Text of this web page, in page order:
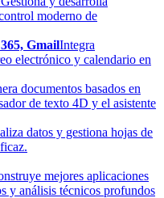
moderno de
GmailIntegra
electrónico y calendario en
documentos basados en
de texto 4D y el asistente
datos y gestiona hojas de
mejores aplicaciones
y análisis técnicos profundos